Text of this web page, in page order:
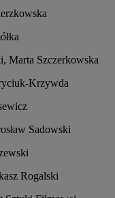
Marta Szczerkowska
Krzywda
Sadowski
Rogalski